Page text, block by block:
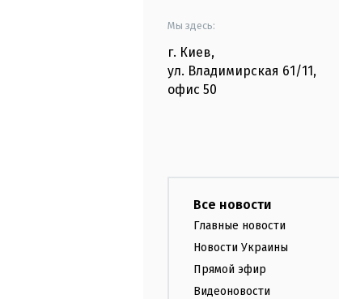
Мы здесь:
г. Киев,
ул. Владимирская 61/11,
офис 50
Все новости
Главные новости
Новости Украины
Прямой эфир
Видеоновости